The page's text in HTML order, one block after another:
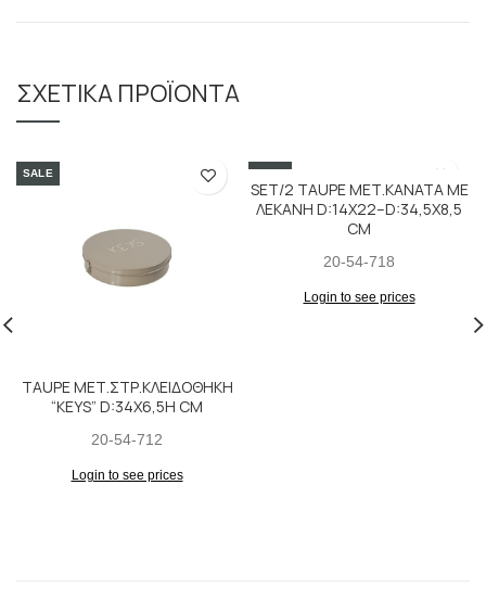
ΣΧΕΤΙΚΆ ΠΡΟΪΌΝΤΑ
SALE
TAUPE ΜΕΤ.ΣΤΡ.ΚΛΕΙΔΟΘΗΚΗ
“KEYS” D:34X6,5H CM
20-54-712
Login to see prices
SALE
SET/2 TAUPE ΜΕΤ.ΚΑΝΑΤΑ ΜΕ
ΛΕΚΑΝΗ D:14X22–D:34,5X8,5
CM
20-54-718
Login to see prices